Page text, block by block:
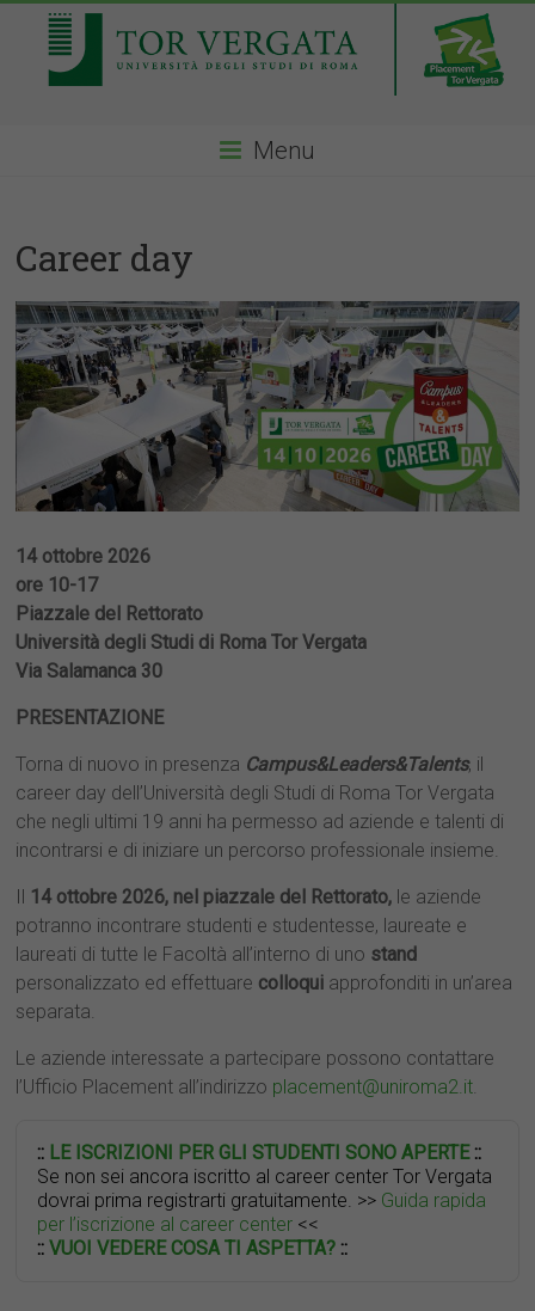
Menu
Career day
14 ottobre 2026
ore 10-17
Piazzale del Rettorato
Università degli Studi di Roma Tor Vergata
Via Salamanca 30
PRESENTAZIONE
Torna di nuovo in presenza Campus&Leaders&Talents, il
career day dell’Università degli Studi di Roma Tor Vergata
che negli ultimi 19 anni ha permesso ad aziende e talenti di
incontrarsi e di iniziare un percorso professionale insieme.
Il 14 ottobre 2026, nel piazzale del Rettorato, le aziende
potranno incontrare studenti e studentesse, laureate e
laureati di tutte le Facoltà all’interno di uno stand
personalizzato ed effettuare colloqui approfonditi in un’area
separata.
Le aziende interessate a partecipare possono contattare
l’Ufficio Placement all’indirizzo placement@uniroma2.it.
:: LE ISCRIZIONI PER GLI STUDENTI SONO APERTE::
Se non sei ancora iscritto al career center Tor Vergata
dovrai prima registrarti gratuitamente. >> Guida rapida
per l’iscrizione al career center <<
::VUOI VEDERE COSA TI ASPETTA? ::